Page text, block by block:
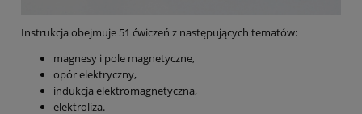
Instrukcja obejmuje 51 ćwiczeń z następujących tematów:
magnesy i pole magnetyczne,
opór elektryczny,
indukcja elektromagnetyczna,
elektroliza.